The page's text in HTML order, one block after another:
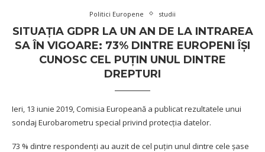
Politici Europene studii
SITUAȚIA GDPR LA UN AN DE LA INTRAREA
SA ÎN VIGOARE: 73% DINTRE EUROPENI ÎȘI
CUNOSC CEL PUȚIN UNUL DINTRE
DREPTURI
Ieri, 13 iunie 2019, Comisia Europeană a publicat rezultatele unui
sondaj Eurobarometru special privind protecția datelor.
73 % dintre respondenți au auzit de cel puțin unul dintre cele șase